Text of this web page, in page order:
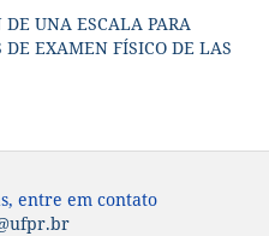
UNA ESCALA PARA
EXAMEN FÍSICO DE LAS
entre em contato